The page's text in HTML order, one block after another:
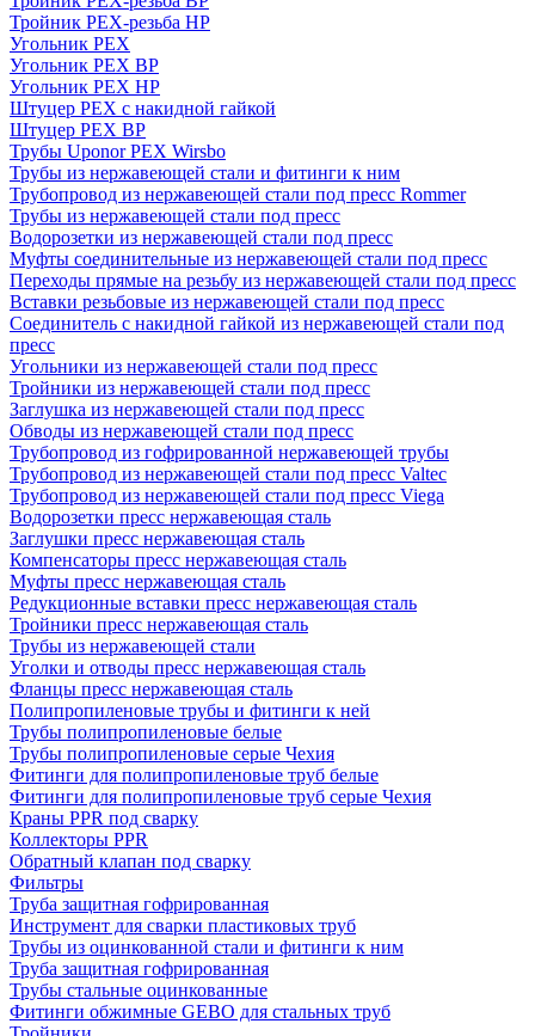
Тройник PEX-резьба НР
Угольник PEX
Угольник PEX ВР
Угольник PEX НР
Штуцер PEX c накидной гайкой
Штуцер PEX ВР
Трубы Uponor PEX Wirsbo
Трубы из нержавеющей стали и фитинги к ним
Трубопровод из нержавеющей стали под пресс Rommer
Трубы из нержавеющей стали под пресс
Водорозетки из нержавеющей стали под пресс
Муфты соединительные из нержавеющей стали под пресс
Переходы прямые на резьбу из нержавеющей стали под пресс
Вставки резьбовые из нержавеющей стали под пресс
Соединитель с накидной гайкой из нержавеющей стали под
пресс
Угольники из нержавеющей стали под пресс
Тройники из нержавеющей стали под пресс
Заглушка из нержавеющей стали под пресс
Обводы из нержавеющей стали под пресс
Трубопровод из гофрированной нержавеющей трубы
Трубопровод из нержавеющей стали под пресс Valtec
Трубопровод из нержавеющей стали под пресс Viega
Водорозетки пресс нержавеющая сталь
Заглушки пресс нержавеющая сталь
Компенсаторы пресс нержавеющая сталь
Муфты пресс нержавеющая сталь
Редукционные вставки пресс нержавеющая сталь
Тройники пресс нержавеющая сталь
Трубы из нержавеющей стали
Уголки и отводы пресс нержавеющая сталь
Фланцы пресс нержавеющая сталь
Полипропиленовые трубы и фитинги к ней
Трубы полипропиленовые белые
Трубы полипропиленовые серые Чехия
Фитинги для полипропиленовые труб белые
Фитинги для полипропиленовые труб серые Чехия
Краны PPR под сварку
Коллекторы PPR
Обратный клапан под сварку
Фильтры
Труба защитная гофрированная
Инструмент для сварки пластиковых труб
Трубы из оцинкованной стали и фитинги к ним
Труба защитная гофрированная
Трубы стальные оцинкованные
Фитинги обжимные GEBO для стальных труб